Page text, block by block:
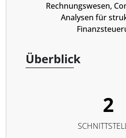
Rechnungswesen,
Analysen für
Überblick
2